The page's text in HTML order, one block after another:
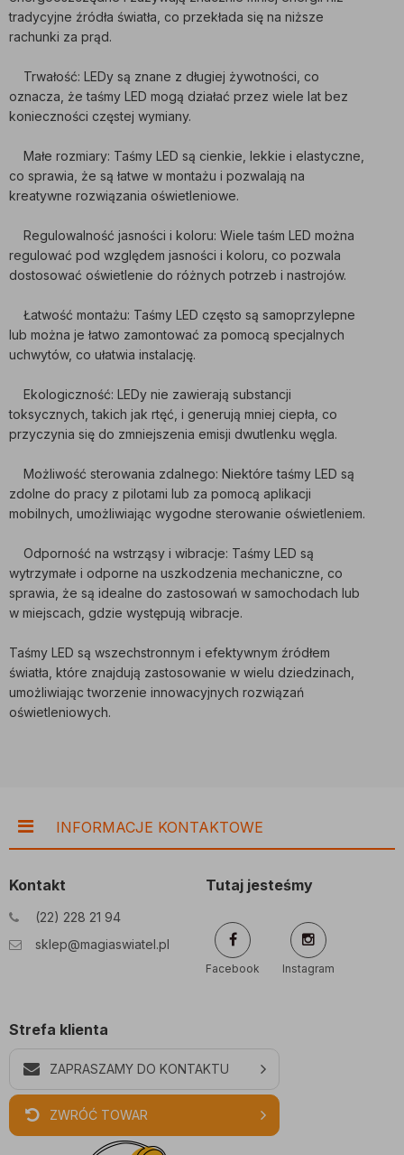
tradycyjne źródła światła, co przekłada się na niższe
rachunki za prąd.
Trwałość: LEDy są znane z długiej żywotności, co
oznacza, że taśmy LED mogą działać przez wiele lat bez
konieczności częstej wymiany.
Małe rozmiary: Taśmy LED są cienkie, lekkie i elastyczne,
co sprawia, że są łatwe w montażu i pozwalają na
kreatywne rozwiązania oświetleniowe.
Regulowalność jasności i koloru: Wiele taśm LED można
regulować pod względem jasności i koloru, co pozwala
dostosować oświetlenie do różnych potrzeb i nastrojów.
Łatwość montażu: Taśmy LED często są samoprzylepne
lub można je łatwo zamontować za pomocą specjalnych
uchwytów, co ułatwia instalację.
Ekologiczność: LEDy nie zawierają substancji
toksycznych, takich jak rtęć, i generują mniej ciepła, co
przyczynia się do zmniejszenia emisji dwutlenku węgla.
Możliwość sterowania zdalnego: Niektóre taśmy LED są
zdolne do pracy z pilotami lub za pomocą aplikacji
mobilnych, umożliwiając wygodne sterowanie oświetleniem.
Odporność na wstrząsy i wibracje: Taśmy LED są
wytrzymałe i odporne na uszkodzenia mechaniczne, co
sprawia, że są idealne do zastosowań w samochodach lub
w miejscach, gdzie występują wibracje.
Taśmy LED są wszechstronnym i efektywnym źródłem
światła, które znajdują zastosowanie w wielu dziedzinach,
umożliwiając tworzenie innowacyjnych rozwiązań
oświetleniowych.
INFORMACJE KONTAKTOWE
Kontakt
(22) 228 21 94
sklep@magiaswiatel.pl
Tutaj jesteśmy
Facebook Instagram
Strefa klienta
ZAPRASZAMY DO KONTAKTU
ZWRÓĆ TOWAR